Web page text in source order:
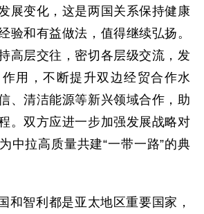
展变化，这是两国关系保持健康
验和有益做法，值得继续弘扬。
高层交往，密切各层级交流，发
用，不断提升双边经贸合作水
、清洁能源等新兴领域合作，助
。双方应进一步加强发展战略对
中拉高质量共建“一带一路”的典
和智利都是亚太地区重要国家，